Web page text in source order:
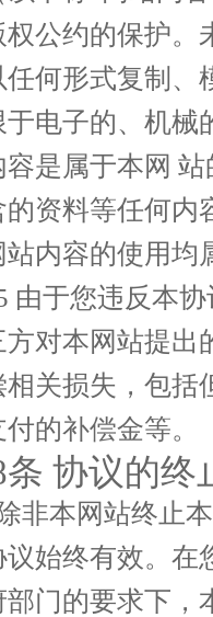
权公约的保护。
任何形式复制、
于电子的、机械
容是属于本网
的资料等任何内
站内容的使用均
由于您违反本
方对本网站提出
相关损失，包括
的补偿金等。
条 协议的终
非本网站终止
议始终有效。在
部门的要求下，